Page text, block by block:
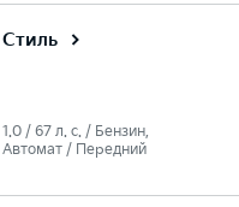
Стиль
1.0 / 67 л. c. / Бензин,
Автомат / Передний